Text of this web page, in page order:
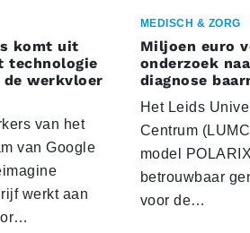
komt uit
technologie
werkvloer
van het
van Google
werkt aan
MEDISCH & ZORG
Miljoen euro
onderzoek
diagnose
Het Leids
Centrum
model
betrouwbaar
voor de…